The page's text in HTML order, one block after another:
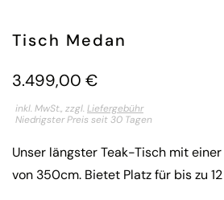
Tisch Medan
3.499,00 €
inkl. MwSt., zzgl.Liefergebühr
Niedrigster Preis seit 30 Tagen
Unser längster Teak-Tisch mit
von 350cm. Bietet Platz für bis zu